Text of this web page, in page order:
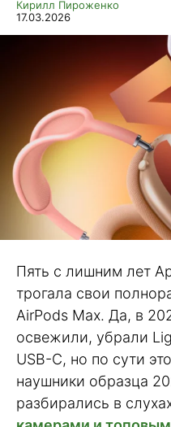
Кирилл Пироженко
17.03.2026
Пять с лишним лет
трогала свои
AirPods Max. Да, в
освежили, убрали
USB-C, но по сути
наушники образца
разбирались в